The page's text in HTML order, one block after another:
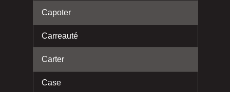
Capoter
Carreauté
Carter
Case